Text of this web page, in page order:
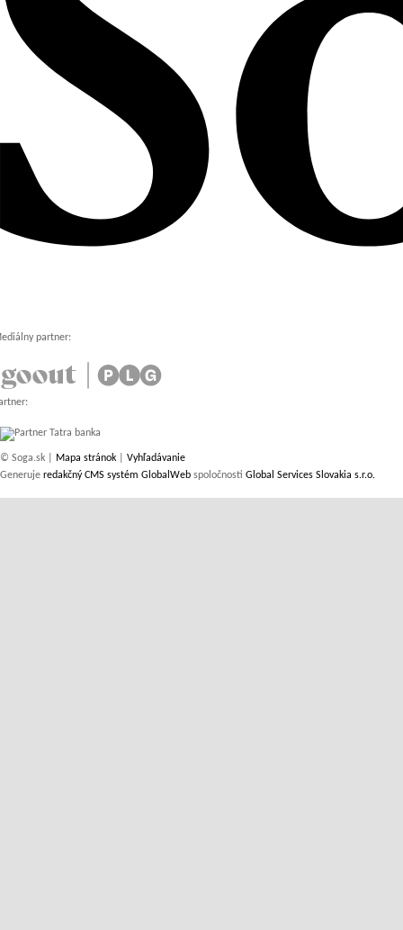
partner:
© Soga.sk | Mapa stránok
Vyhľadávanie
Generuje redakčný CMS systém GlobalWeb spoločnosti Global Services Slovakia s.r.o.